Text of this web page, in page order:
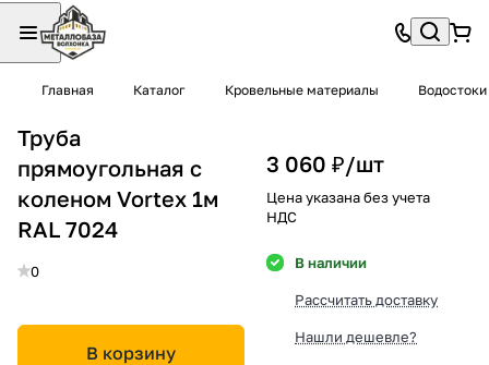
Главная Каталог Кровельные материалы Водостоки
Труба
прямоугольная с
коленом Vortex 1м
RAL 7024
0
В корзину
3 060 ₽/шт
Цена указана без учета
НДС
В наличии
Рассчитать доставку
Нашли дешевле?